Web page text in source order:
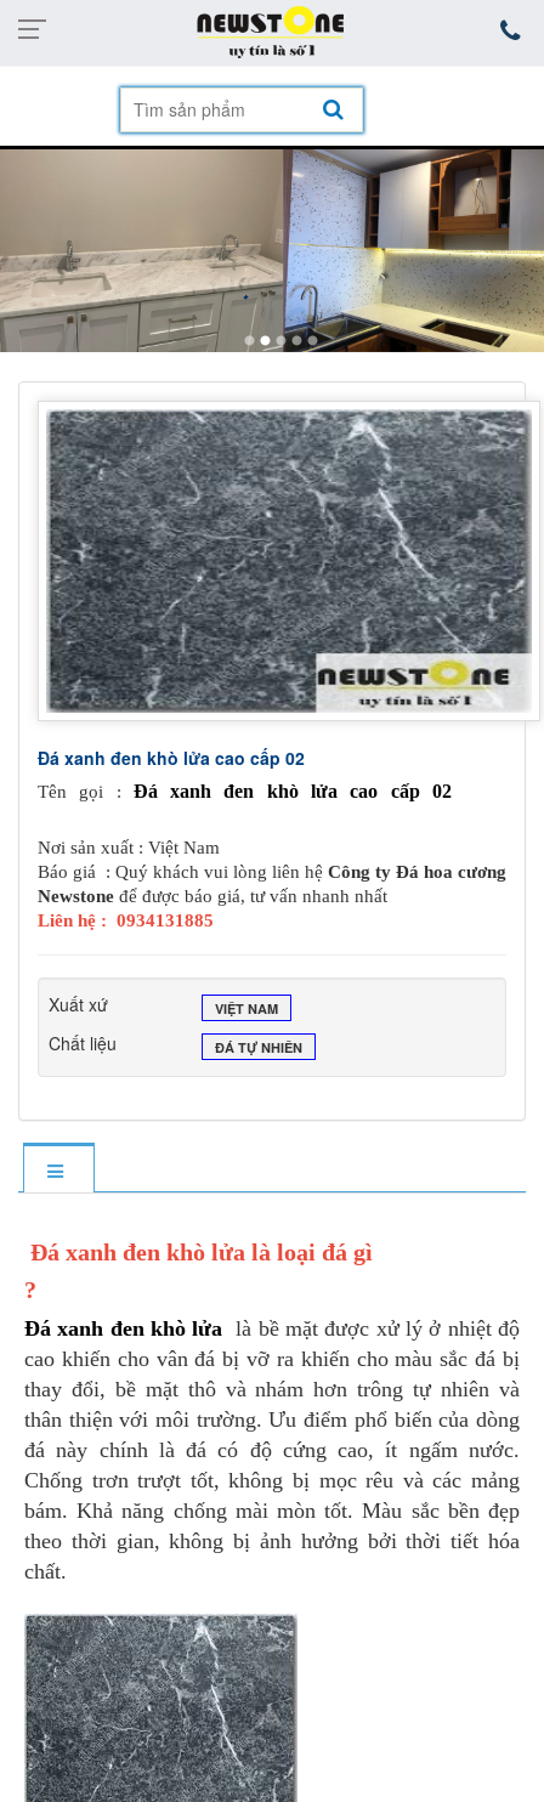
Đá xanh đen khò lửa cao cấp 02
Tên gọi : Đá xanh đen khò lửa cao cấp 02
Nơi sản xuất : Việt Nam
Báo giá : Quý khách vui lòng liên hệ Công ty Đá hoa cương
Newstone để được báo giá, tư vấn nhanh nhất
Liên hệ : 0934131885
Xuất xứ VIỆT NAM
Chất liệu ĐÁ TỰ NHIÊN
Đá xanh đen khò lửa là loại đá gì
?
Đá xanh đen khò lửa
là bề mặt được xử lý ở nhiệt độ
cao khiến cho vân đá bị vỡ ra khiến cho màu sắc đá bị
thay đổi, bề mặt thô và nhám hơn trông tự nhiên và
thân thiện với môi trường. Ưu điểm phổ biến của dòng
đá này chính là đá có độ cứng cao, ít ngấm nước.
Chống trơn trượt tốt, không bị mọc rêu và các mảng
bám. Khả năng chống mài mòn tốt. Màu sắc bền đẹp
theo thời gian, không bị ảnh hưởng bởi thời tiết hóa
chất.